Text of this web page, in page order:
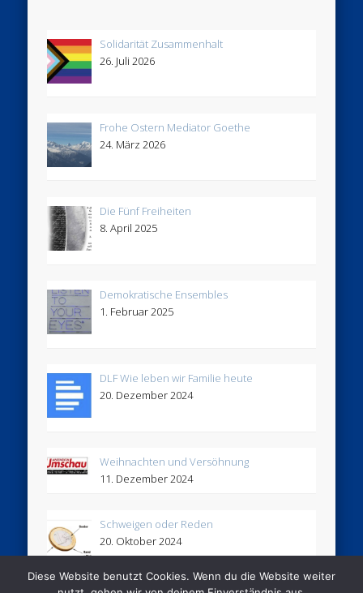
Solidarität Zusammenhalt
26. Juli 2026
Frohe Ostern Mediator Goethe
24. März 2026
Die Fünf Freiheiten
8. April 2025
Demokratische Ensembles
1. Februar 2025
DLF Wie leben wir Familie heute
20. Dezember 2024
Weihnachten und Versöhnung
11. Dezember 2024
Schweigen oder Reden
20. Oktober 2024
Diese Website benutzt Cookies. Wenn du die Website weiter